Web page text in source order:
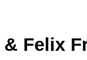
& Felix